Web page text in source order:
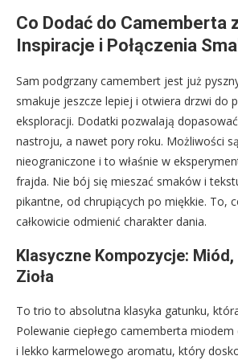
Co Dodać do Camemberta
Inspiracje i Połączenia
Sam podgrzany camembert jest już
smakuje jeszcze lepiej i otwiera drzwi do
eksploracji. Dodatki pozwalają
nastroju, a nawet pory roku. Możliwości
nieograniczone i to właśnie w
frajda. Nie bój się mieszać smaków i
pikantne, od chrupiących po miękkie. To,
całkowicie odmienić charakter dania.
Klasyczne Kompozycje: Miód,
Zioła
To trio to absolutna klasyka gatunku,
Polewanie ciepłego camemberta miodem
i lekko karmelowego aromatu, który